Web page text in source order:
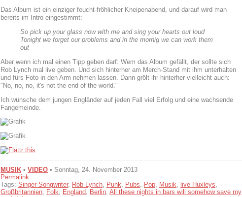
Das Album ist ein einziger feucht-fröhlicher Kneipenabend, und darauf wird man
bereits im Intro eingestimmt:
So pick up your glass now with me and sing your hearts out loud
Tonight we forget our problems and in the mornig we can work them
out
Aber wenn ich mal einen Tipp geben darf: Wem das Album gefällt, der sollte sich
Rob Lynch mal live geben. Und sich hinterher am Merch-Stand mit ihm unterhalten
und fürs Foto in den Arm nehmen lassen. Dann grölt ihr hinterher vielleicht auch:
"No, no, no, it's not the end of the world."
Ich wünsche dem jungen Engländer auf jeden Fall viel Erfolg und eine wachsende
Fangemeinde.
MUSIK • VIDEO • Sonntag, 24. November 2013
Permalink
Tags: Singer-Songwriter, Rob Lynch Punk Pubs Pop Musik live Huxleys
Großbritannien
Folk England Berlin All these nights in bars will somehow save my